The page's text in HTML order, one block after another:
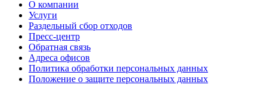
О компании
Услуги
Раздельный сбор отходов
Пресс-центр
Обратная связь
Адреса офисов
Политика обработки персональных данных
Положение о защите персональных данных